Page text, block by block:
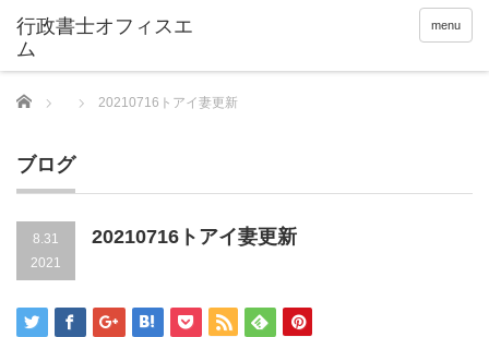
menu
Home 20210716トアイ妻更新
ブログ
8.31
2021
20210716トアイ妻更新